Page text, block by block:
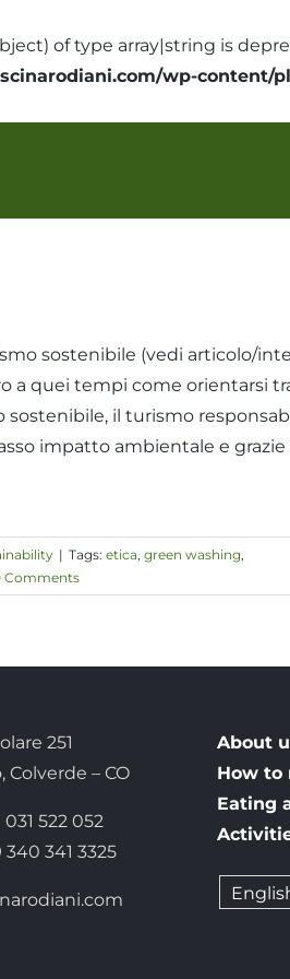
of type array|string is
wp-
sostenibile (vedi articolo/
a quei tempi come orientarsi
il turismo
impatto ambientale e
| Tags: etica, green washing,
Comments
251
Colverde – CO
522 052
340 341 3325
About
How to
Eating